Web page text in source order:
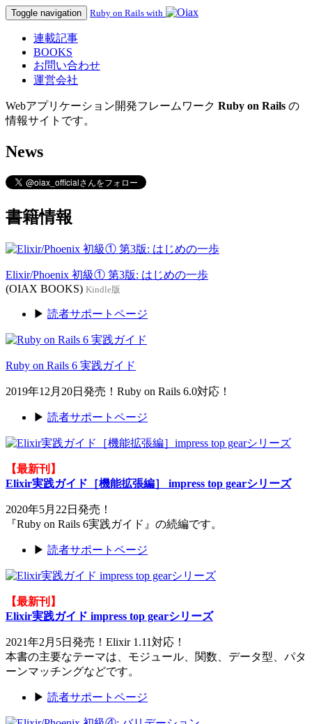
Toggle navigation Ruby on Rails with
連載記事
BOOKS
お問い合わせ
運営会社
Webアプリケーション開発フレームワーク Ruby on Rails の
情報サイトです。
News
書籍情報
Elixir/Phoenix 初級① 第3版: はじめの一歩
(OIAX BOOKS) Kindle版
▶ 読者サポートページ
Ruby on Rails 6 実践ガイド
2019年12月20日発売！Ruby on Rails 6.0対応！
▶ 読者サポートページ
【最新刊】
Elixir実践ガイド［機能拡張編］ impress top gearシリーズ
2020年5月22日発売！
『Ruby on Rails 6実践ガイド』の続編です。
▶ 読者サポートページ
【最新刊】
Elixir実践ガイド impress top gearシリーズ
2021年2月5日発売！Elixir 1.11対応！
本書の主要なテーマは、モジュール、関数、データ型、パタ
ーンマッチングなどです。
▶ 読者サポートページ